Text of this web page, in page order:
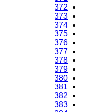
372
373
374
375
376
377
378
379
380
381
382
383